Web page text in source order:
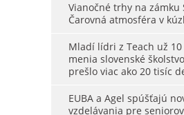
Vianočné trhy na zámku
Čarovná atmosféra v
Mladí lídri z Teach už 10
menia slovenské
prešlo viac ako 20 tisíc
EUBA a Agel spúšťajú
vzdelávania pre seniorov